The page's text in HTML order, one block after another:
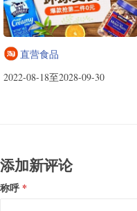
直营食品
2022-08-18至2028-09-30
添加新评论
称呼